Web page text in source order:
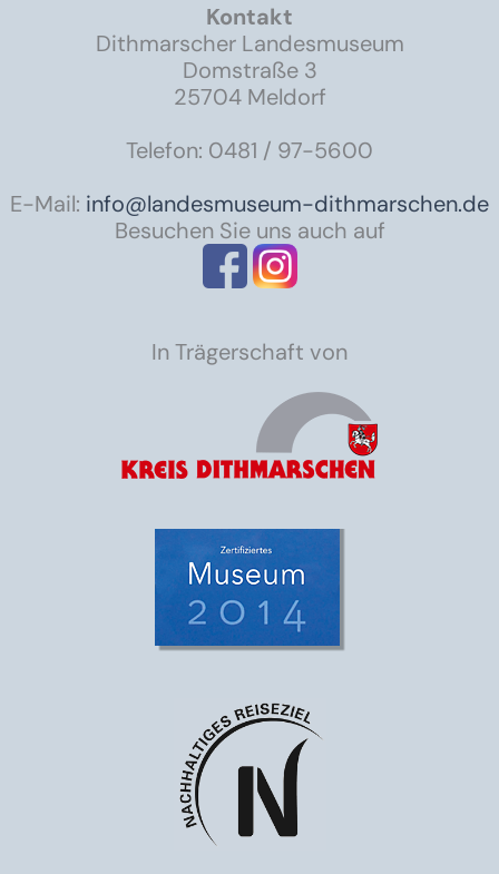
Kontakt
Dithmarscher Landesmuseum
Domstraße 3
25704 Meldorf
Telefon: 0481 / 97-5600
E-Mail: info@landesmuseum-dithmarschen.de
Besuchen Sie uns auch auf
In Trägerschaft von